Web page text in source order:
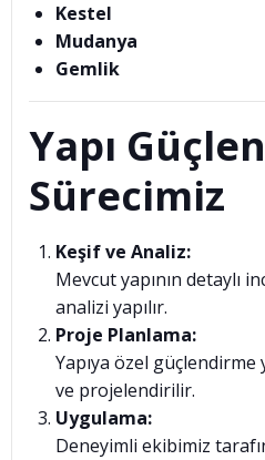
Kestel
Mudanya
Gemlik
Yapı
Sürecimiz
Keşif ve Analiz:
Mevcut yapının detaylı
analizi yapılır.
Proje Planlama:
Yapıya özel
ve projelendirilir.
Uygulama:
Deneyimli ekibimiz